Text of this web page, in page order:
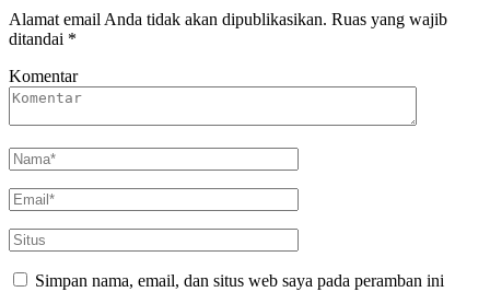
Alamat email Anda tidak akan dipublikasikan. Ruas yang wajib
ditandai *
Komentar
Simpan nama, email, dan situs web saya pada peramban ini